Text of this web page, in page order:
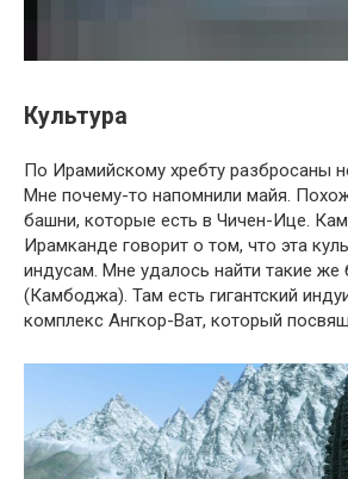
Культура
По Ирамийскому хребту разбросаны
Мне почему-то напомнили майя.
башни, которые есть в Чичен-Ице.
Ирамканде говорит о том, что эта
индусам. Мне удалось найти такие же
(Камбоджа). Там есть гигантский
комплекс Ангкор-Ват, который